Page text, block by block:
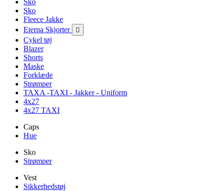
Sko
Sko
Fleece Jakke
Eterna Skjorter

Cykel tøj
Blazer
Shorts
Maske
Forklæde
Strømper
TAXA -TAXI - Jakker - Uniform
4x27
4x27 TAXI
Caps
Hue
Sko
Strømper
Vest
Sikkerhedstøj